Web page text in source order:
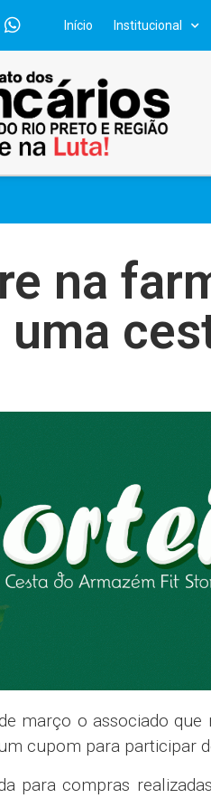
Início Institucional
na
uma
março o associado
cupom para participar
para compras